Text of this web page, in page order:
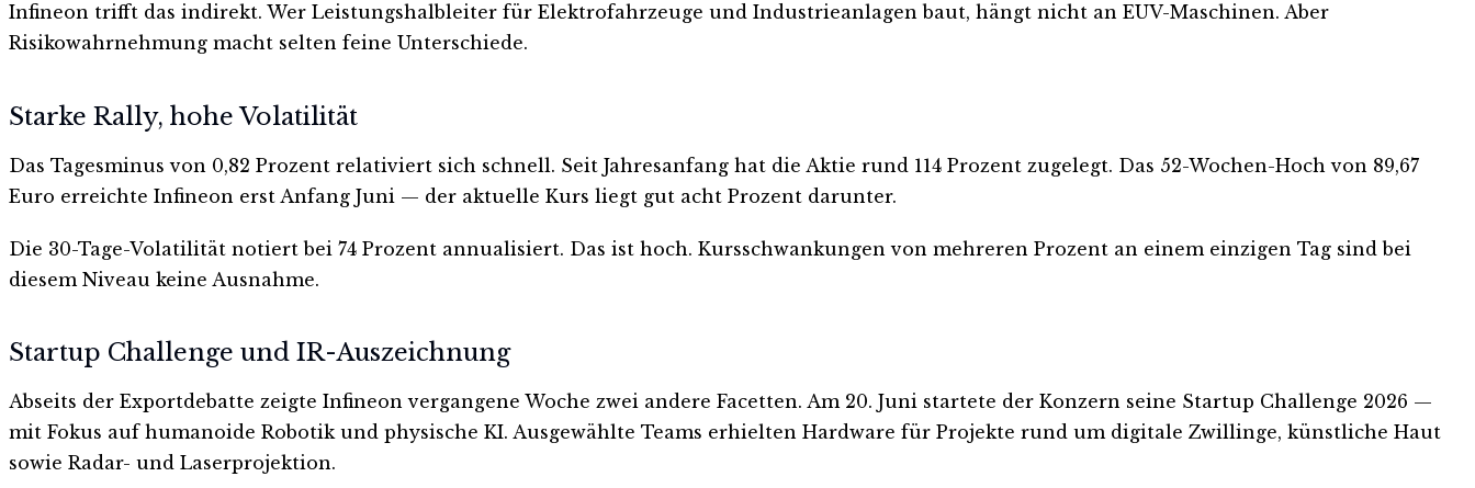
Infineon trifft das indirekt. Wer Leistungshalbleiter für Elektrofahrzeuge und Industrieanlagen baut, hängt nicht an EUV-Maschinen. Aber
Risikowahrnehmung macht selten feine Unterschiede.
Starke Rally, hohe Volatilität
Das Tagesminus von 0,82 Prozent relativiert sich schnell. Seit Jahresanfang hat die Aktie rund 114 Prozent zugelegt. Das 52-Wochen-Hoch von 89,67
Euro erreichte Infineon erst Anfang Juni — der aktuelle Kurs liegt gut acht Prozent darunter.
Die 30-Tage-Volatilität notiert bei 74 Prozent annualisiert. Das ist hoch. Kursschwankungen von mehreren Prozent an einem einzigen Tag sind bei
diesem Niveau keine Ausnahme.
Startup Challenge und IR-Auszeichnung
Abseits der Exportdebatte zeigte Infineon vergangene Woche zwei andere Facetten. Am 20. Juni startete der Konzern seine Startup Challenge 2026 —
mit Fokus auf humanoide Robotik und physische KI. Ausgewählte Teams erhielten Hardware für Projekte rund um digitale Zwillinge, künstliche Haut
sowie Radar- und Laserprojektion.